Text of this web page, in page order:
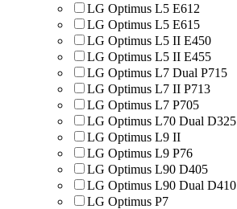
LG Optimus L5 E612
LG Optimus L5 E615
LG Optimus L5 II E450
LG Optimus L5 II E455
LG Optimus L7 Dual P715
LG Optimus L7 II P713
LG Optimus L7 P705
LG Optimus L70 Dual D325
LG Optimus L9 II
LG Optimus L9 P76
LG Optimus L90 D405
LG Optimus L90 Dual D410
LG Optimus P7